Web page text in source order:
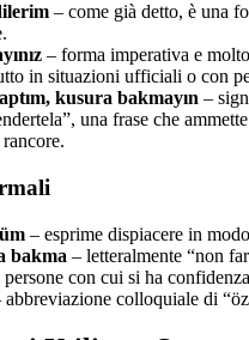
– come già detto, è una
– forma imperativa e
in situazioni ufficiali o con
kusura bakmayın –
una frase che
– esprime dispiacere in
bakma – letteralmente “non
con cui si ha
abbreviazione colloquiale di